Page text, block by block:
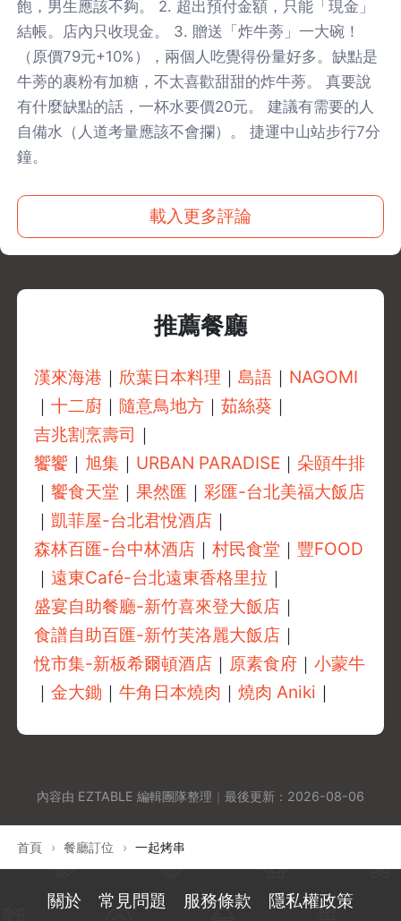
飽，男生應該不夠。 2. 超出預付金額，只能「現金」
結帳。店內只收現金。 3. 贈送「炸牛蒡」一大碗！
（原價79元+10%），兩個人吃覺得份量好多。缺點是
牛蒡的裹粉有加糖，不太喜歡甜甜的炸牛蒡。 真要說
有什麼缺點的話，一杯水要價20元。 建議有需要的人
自備水（人道考量應該不會攔）。 捷運中山站步行7分
鐘。
載入更多評論
推薦餐廳
漢來海港 ｜ 欣葉日本料理 ｜島語 ｜ NAGOMI
｜十二廚 ｜隨意鳥地方 ｜茹絲葵 ｜
吉兆割烹壽司 ｜
饗饗 ｜ 旭集 ｜ URBAN PARADISE ｜ 朵頤牛排
｜饗食天堂 ｜果然匯 ｜彩匯-台北美福大飯店
｜凱菲屋-台北君悅酒店 ｜
森林百匯-台中林酒店 ｜村民食堂 ｜ 豐FOOD
｜遠東Café-台北遠東香格里拉 ｜
盛宴自助餐廳-新竹喜來登大飯店 ｜
食譜自助百匯-新竹芙洛麗大飯店 ｜
悅市集-新板希爾頓酒店 ｜ 原素食府 ｜小蒙牛
｜金大鋤 ｜牛角日本燒肉 ｜燒肉 Aniki ｜
內容由 EZTABLE 編輯團隊整理 最後更新： 2026-08-06
首頁 › 餐廳訂位 › 一起烤串
關於 常見問題 服務條款
隱私權政策